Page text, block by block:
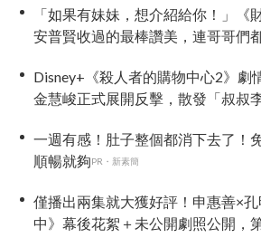
「如果有妹妹，想介紹給你！」《
安普賢收過的最棒讚美，連哥哥們
Disney+《殺人者的購物中心2》劇
金慧峻正式展開反擊，散發「叔叔
一週有感！肚子整個都消下去了！
順暢就夠PR・新素簡
僅播出兩集就大獲好評！申惠善×
中》幕後花絮＋未公開劇照公開，